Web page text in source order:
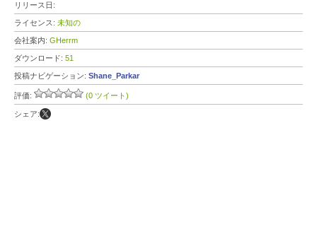
リリース日:
ライセンス: 未知の
会社案内: GHerrm
ダウンロード: 51
投稿ナビゲーション: Shane_Parkar
評価: (0 ツイート)
シェア: